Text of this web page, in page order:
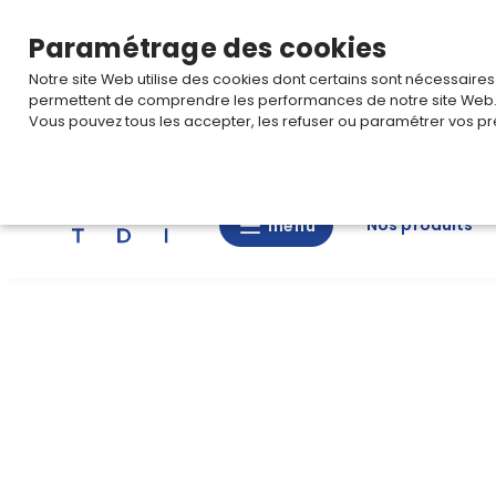
menu
menu Nos produits
Paramétrage des cookies
Notre site Web utilise des cookies dont certains sont
permettent de comprendre les performances de notre site Web.
Vous pouvez tous les accepter, les refuser ou paramétrer vos